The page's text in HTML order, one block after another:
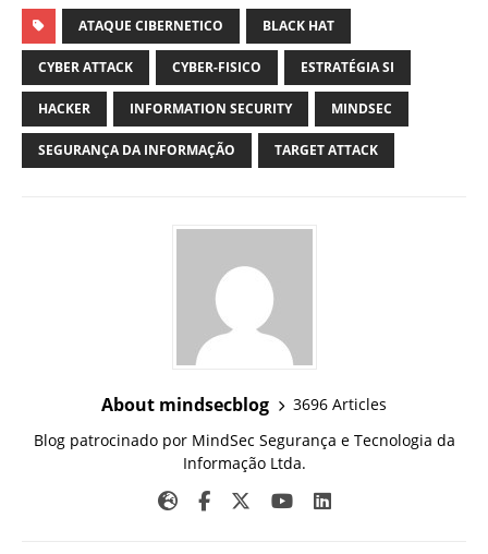
ATAQUE CIBERNETICO BLACK HAT
CYBER ATTACK CYBER-FISICO ESTRATÉGIA SI
HACKER INFORMATION SECURITY MINDSEC
SEGURANÇA DA INFORMAÇÃO TARGET ATTACK
About mindsecblog
3696 Articles
Blog patrocinado por MindSec Segurança e Tecnologia da
Informação Ltda.